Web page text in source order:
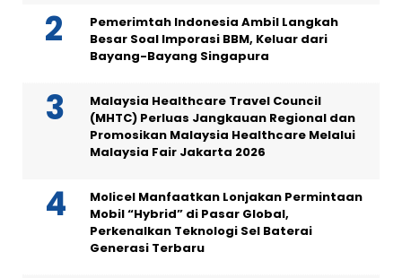
Pemerimtah Indonesia Ambil Langkah
Besar Soal Imporasi BBM, Keluar dari
Bayang-Bayang Singapura
Malaysia Healthcare Travel Council
(MHTC) Perluas Jangkauan Regional dan
Promosikan Malaysia Healthcare Melalui
Malaysia Fair Jakarta 2026
Molicel Manfaatkan Lonjakan Permintaan
Mobil “Hybrid” di Pasar Global,
Perkenalkan Teknologi Sel Baterai
Generasi Terbaru